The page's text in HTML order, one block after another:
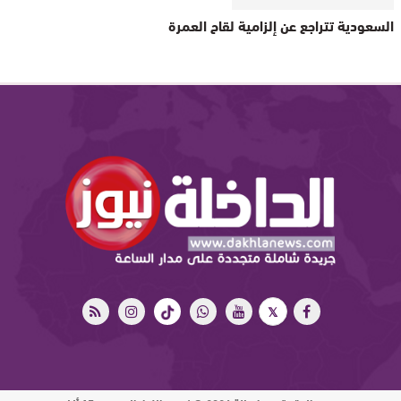
السعودية تتراجع عن إلزامية لقاح العمرة